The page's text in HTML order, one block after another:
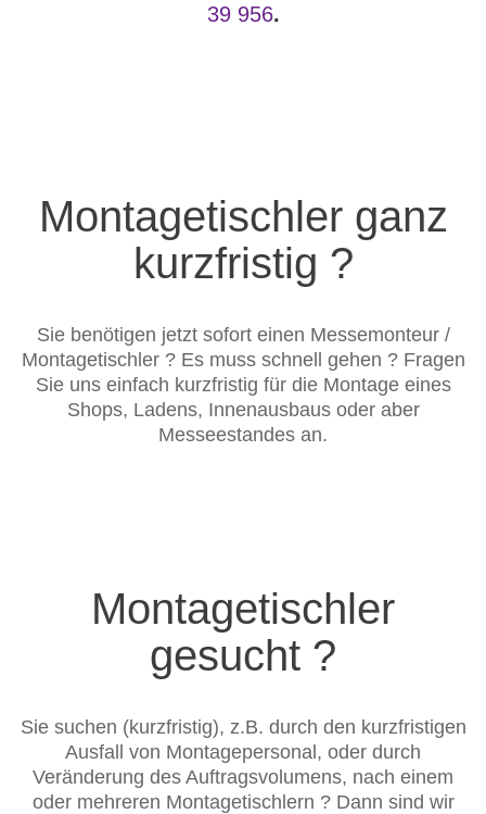
39 956.
Montagetischler ganz
kurzfristig ?
Sie benötigen jetzt sofort einen Messemonteur /
Montagetischler ? Es muss schnell gehen ? Fragen
Sie uns einfach kurzfristig für die Montage eines
Shops, Ladens, Innenausbaus oder aber
Messeestandes an.
Montagetischler
gesucht ?
Sie suchen (kurzfristig), z.B. durch den kurzfristigen
Ausfall von Montagepersonal, oder durch
Veränderung des Auftragsvolumens, nach einem
oder mehreren Montagetischlern ? Dann sind wir